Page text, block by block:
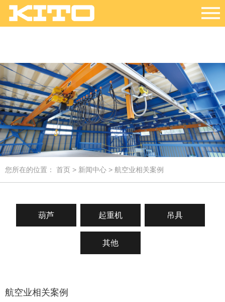
您所在的位置： 首页 > 新闻中心 > 航空业相关案例
葫芦 起重机 吊具
其他
航空业相关案例